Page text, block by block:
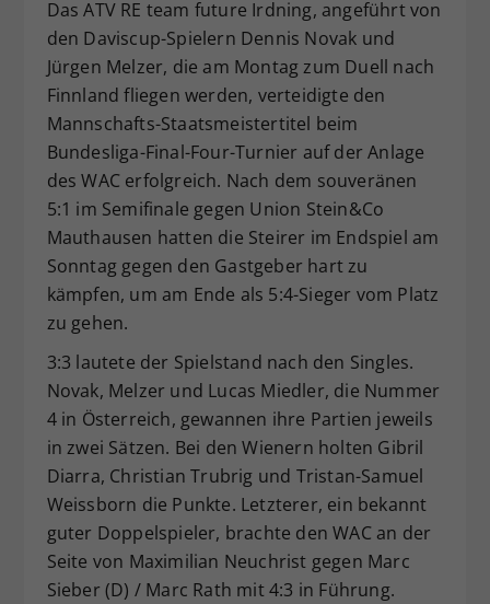
Das ATV RE team future Irdning, angeführt von
den Daviscup-Spielern Dennis Novak und
Jürgen Melzer, die am Montag zum Duell nach
Finnland fliegen werden, verteidigte den
Mannschafts-Staatsmeistertitel beim
Bundesliga-Final-Four-Turnier auf der Anlage
des WAC erfolgreich. Nach dem souveränen
5:1 im Semifinale gegen Union Stein&Co
Mauthausen hatten die Steirer im Endspiel am
Sonntag gegen den Gastgeber hart zu
kämpfen, um am Ende als 5:4-Sieger vom Platz
zu gehen.
3:3 lautete der Spielstand nach den Singles.
Novak, Melzer und Lucas Miedler, die Nummer
4 in Österreich, gewannen ihre Partien jeweils
in zwei Sätzen. Bei den Wienern holten Gibril
Diarra, Christian Trubrig und Tristan-Samuel
Weissborn die Punkte. Letzterer, ein bekannt
guter Doppelspieler, brachte den WAC an der
Seite von Maximilian Neuchrist gegen Marc
Sieber (D) / Marc Rath mit 4:3 in Führung.
Zweck
Dieser Wert speichert Ihre Consent-
Einstellungen. Unter anderem eine
zufällig generierte ID, für die
historische Speicherung Ihrer
vorgenommen Einstellungen, falls der
Webseiten-Betreiber dies eingestellt
hat.